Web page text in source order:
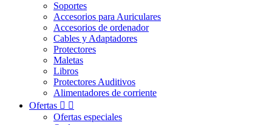
Soportes
Accesorios para Auriculares
Accesorios de ordenador
Cables y Adaptadores
Protectores
Maletas
Libros
Protectores Auditivos
Alimentadores de corriente
Ofertas  
Ofertas especiales